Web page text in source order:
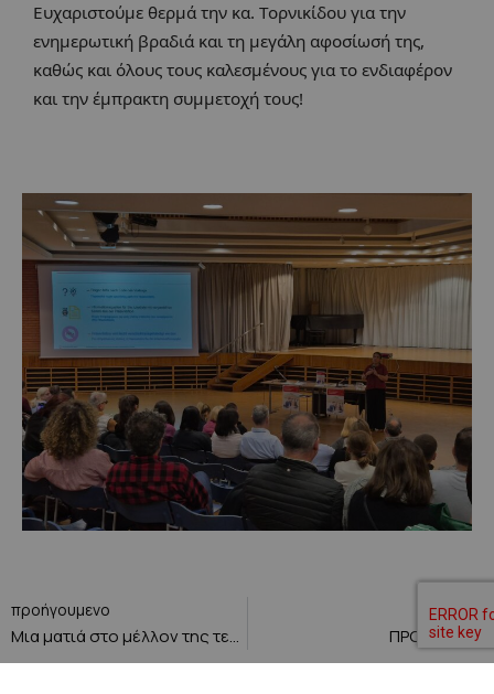
Ευχαριστούμε θερμά την κα. Τορνικίδου για την
ενημερωτική βραδιά και τη μεγάλη αφοσίωσή της,
καθώς και όλους τους καλεσμένους για το ενδιαφέρον
και την έμπρακτη συμμετοχή τους!
προήγουμενο
Μια ματιά στο μέλλον της τεχνολογίας
επόμενο
ΠΡΟΚΗΡΥΞΗ